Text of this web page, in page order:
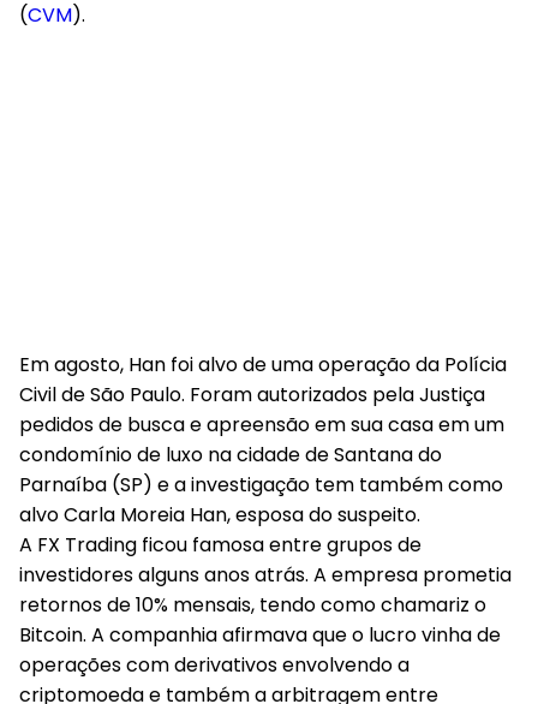
(CVM).
Em agosto, Han foi alvo de uma operação da Polícia
Civil de São Paulo. Foram autorizados pela Justiça
pedidos de busca e apreensão em sua casa em um
condomínio de luxo na cidade de Santana do
Parnaíba (SP) e a investigação tem também como
alvo Carla Moreia Han, esposa do suspeito.
A FX Trading ficou famosa entre grupos de
investidores alguns anos atrás. A empresa prometia
retornos de 10% mensais, tendo como chamariz o
Bitcoin. A companhia afirmava que o lucro vinha de
operações com derivativos envolvendo a
criptomoeda e também a arbitragem entre